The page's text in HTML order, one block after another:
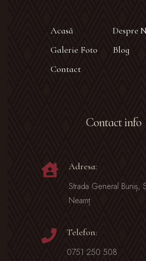
Acasă
Despre
Galerie Foto
Blog
Contact
Contact info
Adresa:
Strada General Buniș,
Neamț
Telefon:
0751 250 508